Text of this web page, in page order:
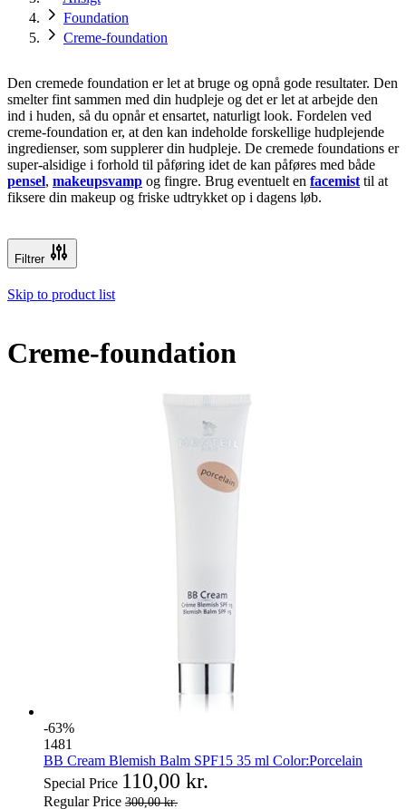
Foundation
Creme-foundation
Den cremede foundation er let at bruge og opnå gode resultater. Den
smelter fint sammen med din hudpleje og det er let at arbejde den
ind i huden, så du opnår et ensartet, naturligt look. Fordelen ved
creme-foundation er, at den kan indeholde forskellige hudplejende
ingredienser, som supplerer din hudpleje. De cremede foundations er
super-alsidige i forhold til påføring idet de kan påføres med både
pensel, makeupsvamp og fingre. Brug eventuelt en facemist til at
fiksere din makeup og friske udtrykket op i dagens løb.
Filtrer
Skip to product list
Creme-foundation
-63%
1481
BB Cream Blemish Balm SPF15 35 ml Color:Porcelain
Special Price 110,00 kr.
Regular Price 300,00 kr.